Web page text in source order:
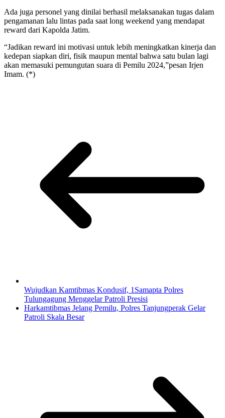
Ada juga personel yang dinilai berhasil melaksanakan tugas dalam
pengamanan lalu lintas pada saat long weekend yang mendapat
reward dari Kapolda Jatim.
“Jadikan reward ini motivasi untuk lebih meningkatkan kinerja dan
kedepan siapkan diri, fisik maupun mental bahwa satu bulan lagi
akan memasuki pemungutan suara di Pemilu 2024,”pesan Irjen
Imam. (*)
Wujudkan Kamtibmas Kondusif, 1Samapta Polres
Tulungagung Menggelar Patroli Presisi
Harkamtibmas Jelang Pemilu, Polres Tanjungperak Gelar
Patroli Skala Besar